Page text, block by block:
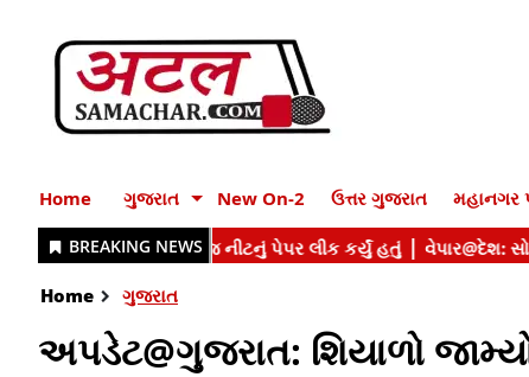
Home ગુજરાત New On-2 ઉત્તર ગુજરાત મહાનગર
Home ગુજરાત
અપડેટ@ગુજરાત: શિયાળો